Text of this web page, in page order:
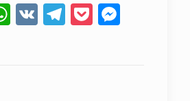
WhatsApp
VK Telegram
Pocket